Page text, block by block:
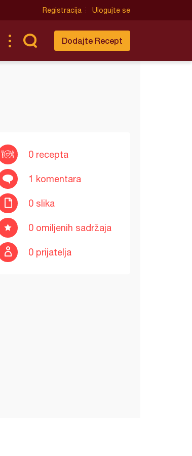
Registracija Ulogujte se
Dodajte Recept
0 recepta
1 komentara
0 slika
0 omiljenih sadržaja
0 prijatelja